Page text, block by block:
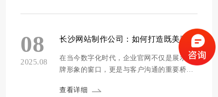
务需求 在选择外贸网站建设合作伙伴之前，
首先需要明确您的业务目标和需求。...
08
2025.08
长沙网站制作公司：如何打造既美观又实用的高端企业官网
在当今数字化时代，企业官网不仅是展示品
牌形象的窗口，更是与客户沟通的重要桥
优秀的网站制作公司，如何在这些公司中选
查看详细